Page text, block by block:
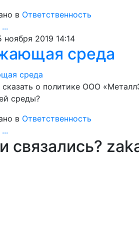
в Ответственность
ноября 2019 14:14
среда
о политике ООО
среды?
в Ответственность
связались?